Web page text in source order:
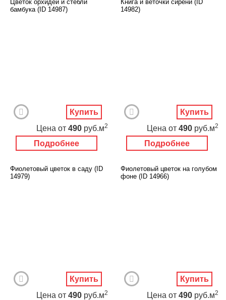
Цветок орхидеи и стебли
бамбука (ID 14987)
Подробнее
Цена от 490 руб.м2
Купить
Книга и веточки сирени (ID
14982)
Подробнее
Цена от 490 руб.м2
Купить
Фиолетовый цветок в саду (ID
14979)
Цена от 490 руб.м2
Купить
Фиолетовый цветок на голубом
фоне (ID 14966)
Цена от 490 руб.м2
Купить